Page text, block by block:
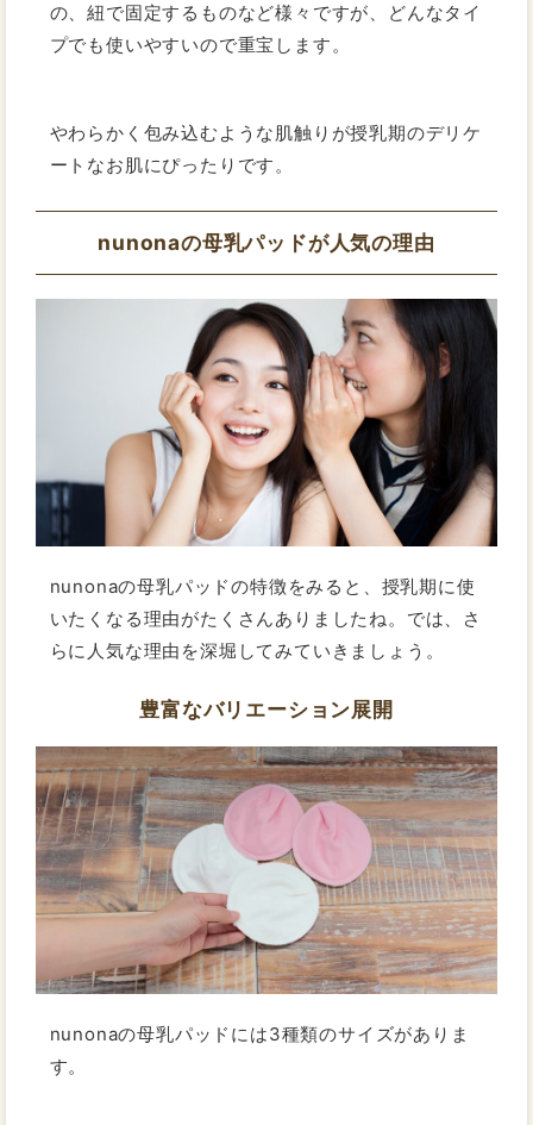
の、紐で固定するものなど様々ですが、どんなタイ
プでも使いやすいので重宝します。
やわらかく包み込むような肌触りが授乳期のデリケ
ートなお肌にぴったりです。
nunonaの母乳パッドが人気の理由
nunonaの母乳パッドの特徴をみると、授乳期に使
いたくなる理由がたくさんありましたね。では、さ
らに人気な理由を深堀してみていきましょう。
豊富なバリエーション展開
nunonaの母乳パッドには3種類のサイズがありま
す。